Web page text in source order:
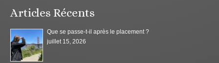
Articles Récents
Que se passe-t-il après le placement ?
juillet 15, 2026